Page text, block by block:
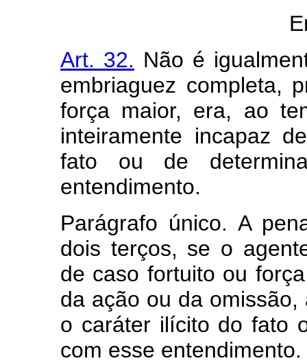
Art. 32. Não é
embriaguez completa,
força maior, era, ao
inteiramente incapaz
fato ou de
entendimento.
Parágrafo único. A
dois terços, se o
de caso fortuito ou
da ação ou da
o caráter ilícito do fato
com esse entendimento.